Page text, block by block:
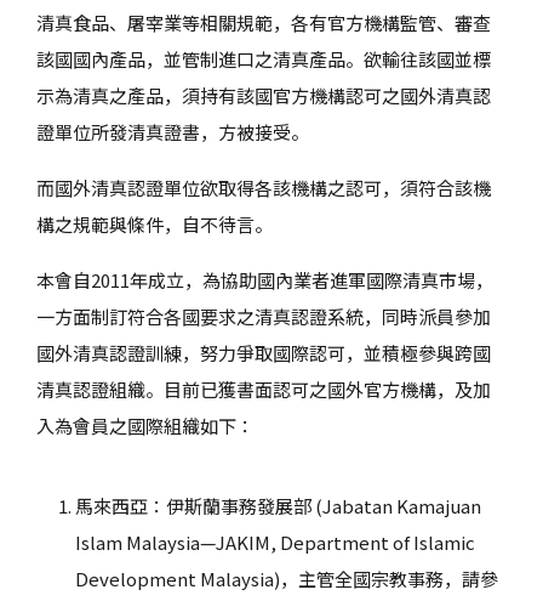
清真食品、屠宰業等相關規範，各有官方機構監管、審查
該國國內產品，並管制進口之清真產品。欲輸往該國並標
示為清真之產品，須持有該國官方機構認可之國外清真認
證單位所發清真證書，方被接受。
而國外清真認證單位欲取得各該機構之認可，須符合該機
構之規範與條件，自不待言。
本會自2011年成立，為協助國內業者進軍國際清真市場，
一方面制訂符合各國要求之清真認證系統，同時派員參加
國外清真認證訓練，努力爭取國際認可，並積極參與跨國
清真認證組織。目前已獲書面認可之國外官方機構，及加
入為會員之國際組織如下：
馬來西亞：伊斯蘭事務發展部 (Jabatan Kamajuan
Islam Malaysia—JAKIM, Department of Islamic
Development Malaysia)，主管全國宗教事務，請參